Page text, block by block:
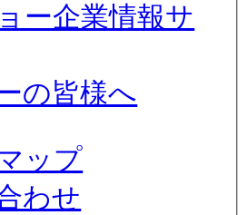
ー企業情報サ
の皆様へ
ップ
わせ